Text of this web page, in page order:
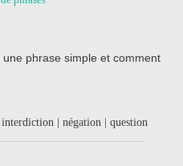
phrase simple et comment
| négation | question